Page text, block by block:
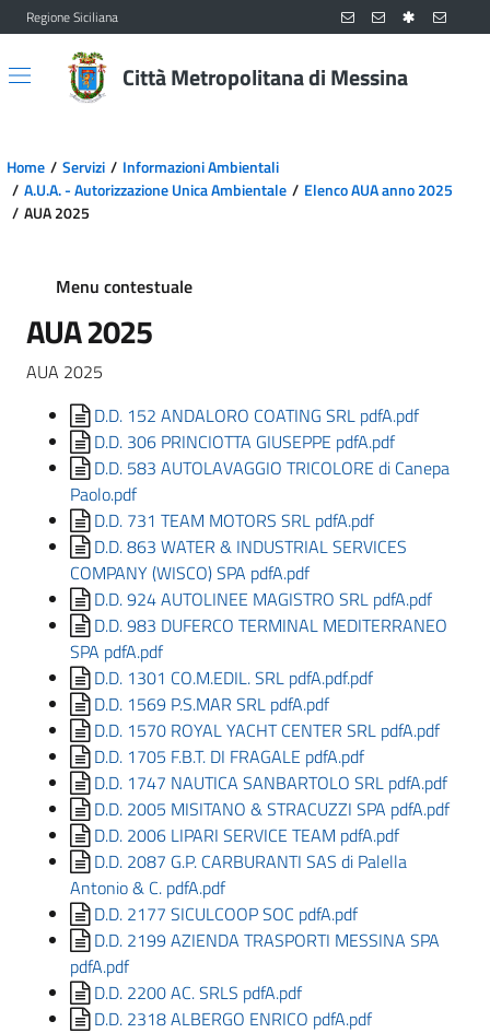
Vai al contenuto principale
Vai al menu principale
Regione Siciliana
Città Metropolitana di Messina
Home Servizi
Informazioni Ambientali
A.U.A. - Autorizzazione Unica Ambientale
Elenco AUA anno 2025
AUA 2025
Menu contestuale
AUA 2025
AUA 2025
D.D. 152 ANDALORO COATING SRL pdfA.pdf
D.D. 306 PRINCIOTTA GIUSEPPE pdfA.pdf
D.D. 583 AUTOLAVAGGIO TRICOLORE di Canepa
Paolo.pdf
D.D. 731 TEAM MOTORS SRL pdfA.pdf
D.D. 863 WATER & INDUSTRIAL SERVICES
COMPANY (WISCO) SPA pdfA.pdf
D.D. 924 AUTOLINEE MAGISTRO SRL pdfA.pdf
D.D. 983 DUFERCO TERMINAL MEDITERRANEO
SPA pdfA.pdf
D.D. 1301 CO.M.EDIL. SRL pdfA.pdf.pdf
D.D. 1569 P.S.MAR SRL pdfA.pdf
D.D. 1570 ROYAL YACHT CENTER SRL pdfA.pdf
D.D. 1705 F.B.T. DI FRAGALE pdfA.pdf
D.D. 1747 NAUTICA SANBARTOLO SRL pdfA.pdf
D.D. 2005 MISITANO & STRACUZZI SPA pdfA.pdf
D.D. 2006 LIPARI SERVICE TEAM pdfA.pdf
D.D. 2087 G.P. CARBURANTI SAS di Palella
Antonio & C. pdfA.pdf
D.D. 2177 SICULCOOP SOC pdfA.pdf
D.D. 2199 AZIENDA TRASPORTI MESSINA SPA
pdfA.pdf
D.D. 2200 AC. SRLS pdfA.pdf
D.D. 2318 ALBERGO ENRICO pdfA.pdf